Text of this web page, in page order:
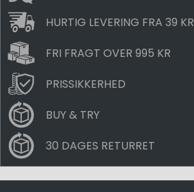
HURTIG LEVERING FRA 39 KR
FRI FRAGT OVER 995 KR
PRISSIKKERHED
BUY & TRY
30 DAGES RETURRET